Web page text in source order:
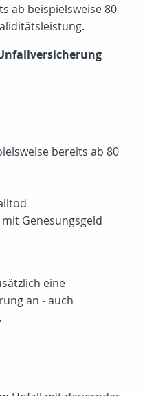
ab beispielsweise 80
bereits ab 80
Genesungsgeld
eine
an - auch